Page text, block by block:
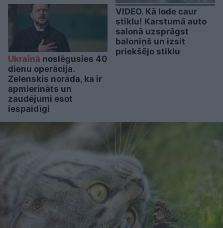
Ukrainā noslēgusies 40
dienu operācija.
Zelenskis norāda, ka ir
apmierināts un
zaudējumi esot
iespaidīgi
VIDEO. Kā lode caur
stiklu! Karstumā auto
salonā uzsprāgst
baloniņš un izsit
priekšējo stiklu